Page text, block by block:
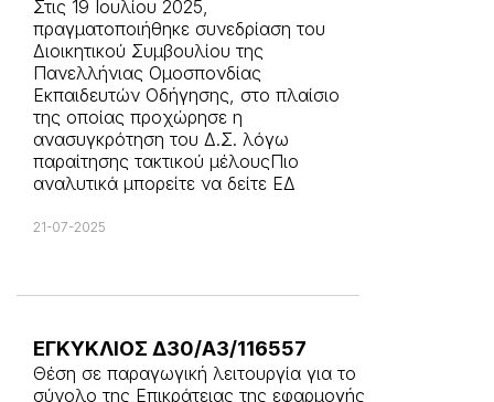
Στις 19 Ιουλίου 2025,
πραγματοποιήθηκε συνεδρίαση του
Διοικητικού Συμβουλίου της
Πανελλήνιας Ομοσπονδίας
Εκπαιδευτών Οδήγησης, στο πλαίσιο
της οποίας προχώρησε η
ανασυγκρότηση του Δ.Σ. λόγω
παραίτησης τακτικού μέλουςΠιο
αναλυτικά μπορείτε να δείτε ΕΔ
21-07-2025
ΕΓΚΥΚΛΙΟΣ Δ30/A3/116557
Θέση σε παραγωγική λειτουργία για το
σύνολο της Επικράτειας της εφαρμογής